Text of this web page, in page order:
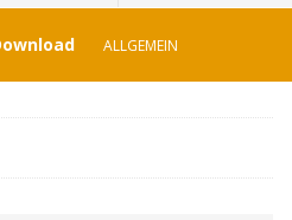
ALLGEMEIN
KI TECHNIK